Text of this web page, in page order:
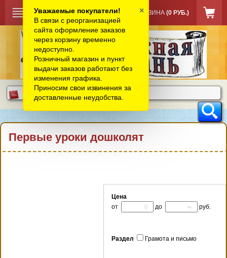
КОРЗИНА (0 РУБ.)
Первые уроки дошколят
Цена
от
до руб.
Раздел Грамота и письмо
Уважаемые покупатели!
В связи с реорганизацией
сайта оформление заказов
через корзину временно
недоступно.
Розничный магазин и пункт
выдачи заказов работают без
изменения графика.
Приносим свои извинения за
доставленные неудобства.
×